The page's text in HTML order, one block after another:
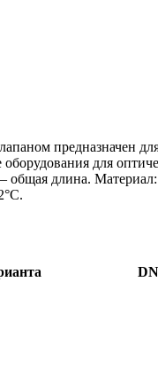
предназначен
для
длина. Материал:
DN